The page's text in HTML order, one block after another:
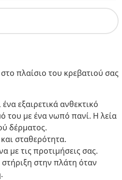
πλαίσιο του κρεβατιού σας
εξαιρετικά ανθεκτικό
του με ένα νωπό πανί. Η λεία
δέρματος.
σταθερότητα.
με τις προτιμήσεις σας.
στήριξη στην πλάτη όταν